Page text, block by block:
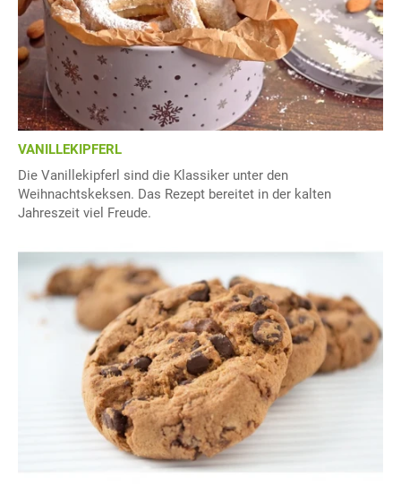
VANILLEKIPFERL
Die Vanillekipferl sind die Klassiker unter den
Weihnachtskeksen. Das Rezept bereitet in der kalten
Jahreszeit viel Freude.